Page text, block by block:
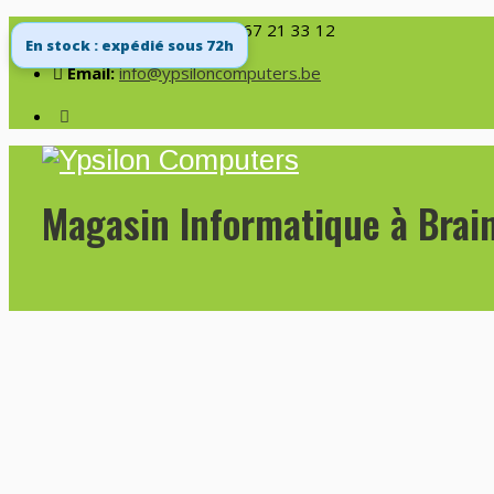
Service et Conseils :067 21 33 12
Email:info@ypsiloncomputers.be
Magasin Informatique à
En stock : expédié sous 72h